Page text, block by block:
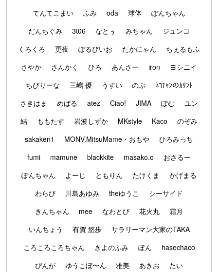
てんてこまい
ふみ oda 球体
ぽんちゃん
だんちぐみ
3t06 なとぅ みちゃん
ジュンコ
くろくろ
更夜 ぽるぴいお たかにゃん
ちぇるもふ
さやか
さんかく ひろ あんさー iron
ヨシニイ
ちびりーな
三嶋 優 うすい のぶ
ﾈｺﾁｬﾝのｶﾘﾝﾄ
さきはま
めばる atez Ciao! JIMA ぽむ
ユン
結
ももたす 岩波しずか MKstyle Kaco
のぞみ
sakaken1
MONV.MitsuMame・おもや
ひろみっち
fumi
mamune blackkite masako.o
おさるー
ぽんちゃん
よーじ ともりん たけくま
かげまる
わらび
川島あゆみ theゆうこ
シーサイド
きんちゃん
mee なわとび 花火丸
霜月
いんちょう
有賀 悠歩
サラリーマン大家のTAKA
ころころころちゃん
きよのふみ ぽん
hasechaco
ぴんが
ゆうこぼ〜ん 雅美 あきお
たい